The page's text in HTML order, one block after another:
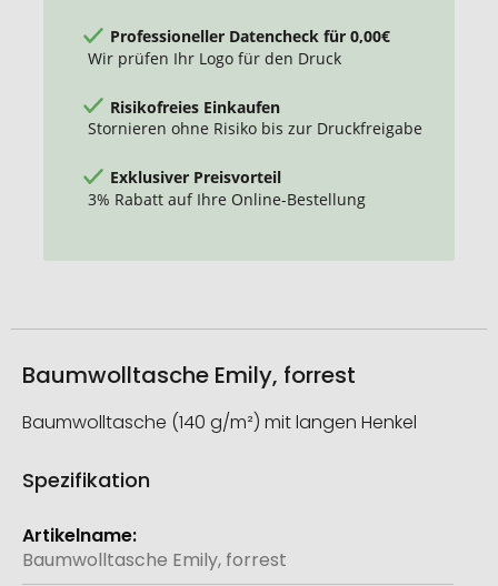
Professioneller Datencheck für 0,00€
Wir prüfen Ihr Logo für den Druck
Risikofreies Einkaufen
Stornieren ohne Risiko bis zur Druckfreigabe
Exklusiver Preisvorteil
3% Rabatt auf Ihre Online-Bestellung
Baumwolltasche Emily, forrest
Baumwolltasche (140 g/m²) mit langen Henkel
Spezifikation
Weitere
Informationen
Baumwolltasche Emily, forrest